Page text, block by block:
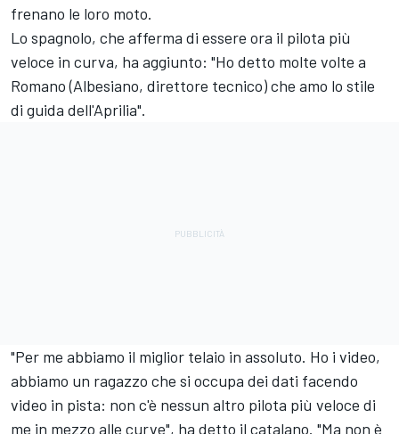
frenano le loro moto.
Lo spagnolo, che afferma di essere ora il pilota più
veloce in curva, ha aggiunto: "Ho detto molte volte a
Romano (Albesiano, direttore tecnico) che amo lo stile
di guida dell'Aprilia".
"Per me abbiamo il miglior telaio in assoluto. Ho i video,
abbiamo un ragazzo che si occupa dei dati facendo
video in pista: non c'è nessun altro pilota più veloce di
me in mezzo alle curve", ha detto il catalano. "Ma non è